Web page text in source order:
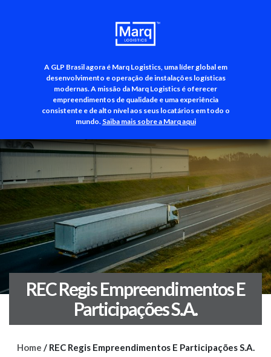
A GLP Brasil agora é Marq Logistics, uma líder global em
desenvolvimento e operação de instalações logísticas
modernas. A missão da Marq Logistics é oferecer
empreendimentos de qualidade e uma experiência
consistente e de alto nível aos seus locatários em todo o
mundo. Saiba mais sobre a Marq aqui
+55 (11) 3500-3700
REC Regis Empreendimentos E
Participações S.A.
Home / REC Regis Empreendimentos E Participações S.A.